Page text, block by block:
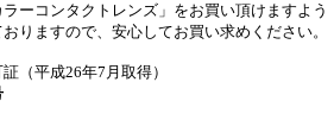
ーコンタクトレンズ」をお買い頂けますよう
りますので、安心してお買い求めください。
（平成26年7月取得）